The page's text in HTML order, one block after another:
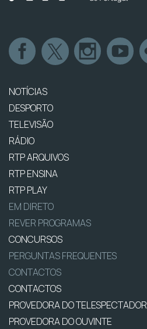
NOTÍCIAS
DESPORTO
TELEVISÃO
RÁDIO
RTP ARQUIVOS
RTP ENSINA
RTP PLAY
EM DIRETO
REVER PROGRAMAS
CONCURSOS
PERGUNTAS FREQUENTES
CONTACTOS
CONTACTOS
PROVEDORA DO TELESPECTADOR
PROVEDORA DO OUVINTE